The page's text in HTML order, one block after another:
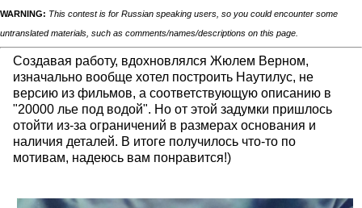
WARNING: This contest is for Russian speaking users, so you could encounter some
untranslated materials, such as comments/names/descriptions on this page.
Создавая работу, вдохновлялся Жюлем Верном,
изначально вообще хотел построить Наутилус, не
версию из фильмов, а соответствующую описанию в
"20000 лье под водой". Но от этой задумки пришлось
отойти из-за ограничений в размерах основания и
наличия деталей. В итоге получилось что-то по
мотивам, надеюсь вам понравится!)